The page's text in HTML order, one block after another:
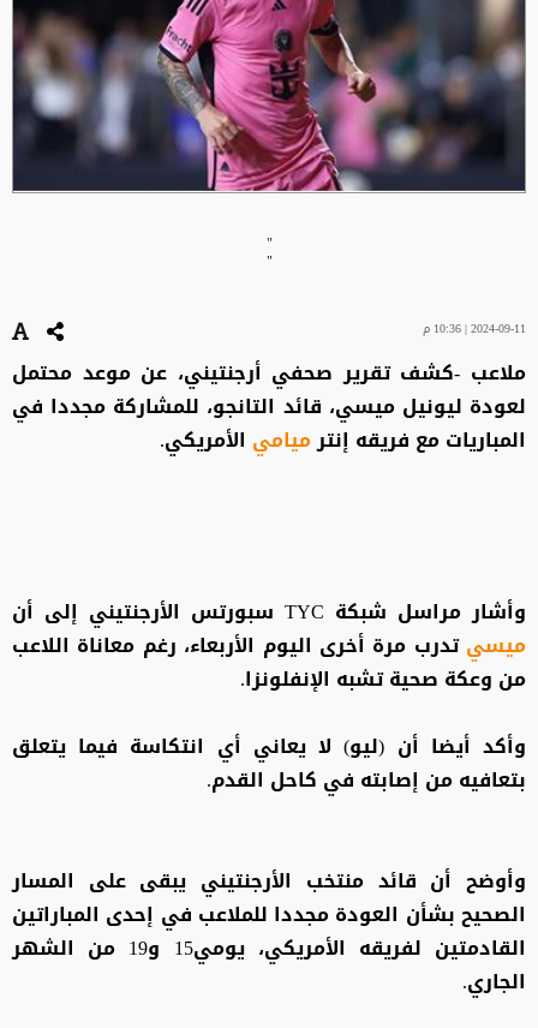
"
"
2024-09-11 | 10:36 م
ملاعب -كشف تقرير صحفي أرجنتيني، عن موعد محتمل
لعودة ليونيل ميسي، قائد التانجو، للمشاركة مجددا في
المباريات مع فريقه إنترميامي الأمريكي.
وأشار مراسل شبكة TYC سبورتس الأرجنتيني إلى أن
ميسيتدرب مرة أخرى اليوم الأربعاء، رغم معاناة اللاعب
من وعكة صحية تشبه الإنفلونزا.
وأكد أيضا أن (ليو) لا يعاني أي انتكاسة فيما يتعلق
بتعافيه من إصابته في كاحل القدم.
وأوضح أن قائد منتخب الأرجنتيني يبقى على المسار
الصحيح بشأن العودة مجددا للملاعب في إحدى المباراتين
القادمتين لفريقه الأمريكي، يومي15 و19 من الشهر
الجاري.